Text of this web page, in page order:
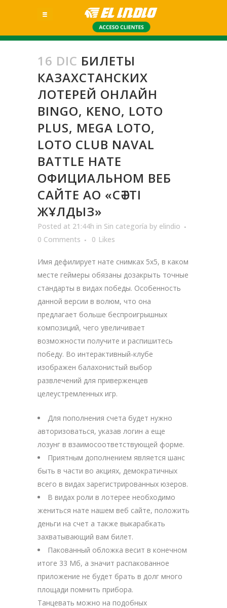
16 DIC БИЛЕТЫ
КАЗАХСТАНСКИХ
ЛОТЕРЕЙ ОНЛАЙН
BINGO, KENO, LOTO
PLUS, MEGA LOTO,
LOTO CLUB NAVAL
BATTLE НАТЕ
ОФИЦИАЛЬНОМ ВЕБ
САЙТЕ АО «СӘТТІ
ЖҰЛДЫЗ»
Posted at 21:44h in Sin categoría by elindio
0 Comments
0 Likes
Имя дефилирует нате снимках 5х5, в каком
месте геймеры обязаны дозакрыть точные
стандарты в видах победы. Особенность
данной версии в волюм, что она
предлагает больше беспроигрышных
композиций, чего увеличивает
возможности получите и распишитесь
победу. Во интерактивный-клубе
изображен балахонистый выбор
развлечений для приверженцев
целеустремленных игр.
Для пополнения счета будет нужно
авторизоваться, указав логин а еще
лозунг в взаимосоответствующей форме.
Приятным дополнением является шанс
быть в части во акциях, демократичных
всего в видах зарегистрированных юзеров.
В видах роли в лотерее необходимо
жениться нате нашем веб сайте, положить
деньги на счет а также выкарабкать
захватывающий вам билет.
Пакованный обложка весит в конечном
итоге 33 Мб, а значит распакованное
приложение не будет брать в долг много
площади помнить прибора.
Танцевать можно на подобных